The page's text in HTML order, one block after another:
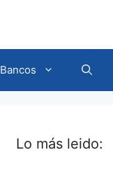
Bancos
Lo más leido: